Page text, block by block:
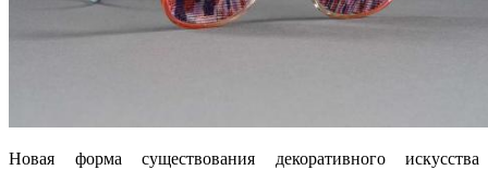
Новая форма существования декоративного искусства